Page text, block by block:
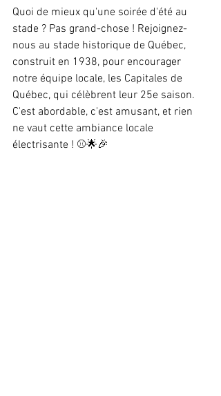
Quoi de mieux qu'une soirée d'été au
stade ? Pas grand-chose ! Rejoignez-
nous au stade historique de Québec,
construit en 1938, pour encourager
notre équipe locale, les Capitales de
Québec, qui célèbrent leur 25e saison.
C'est abordable, c'est amusant, et rien
ne vaut cette ambiance locale
électrisante ! ⚾🌟🎉